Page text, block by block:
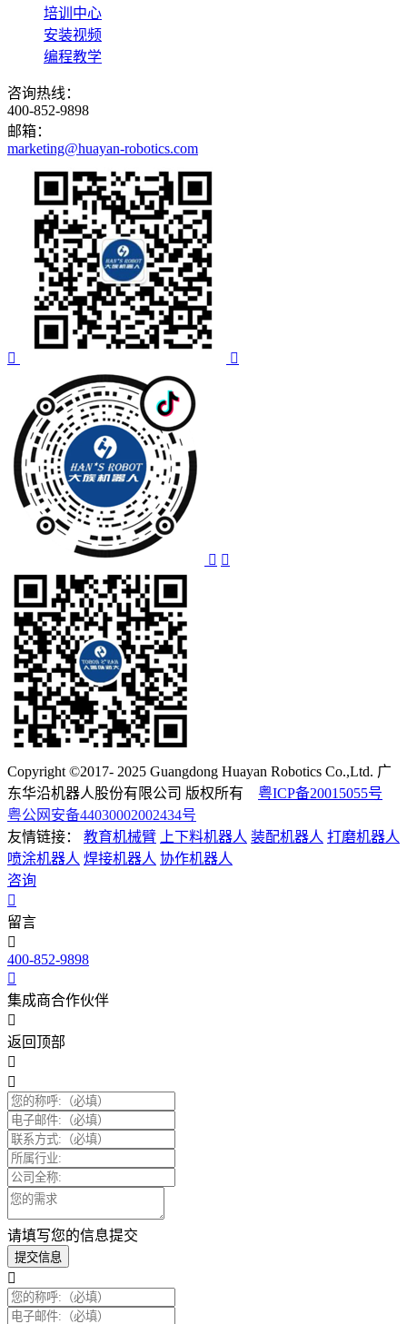
培训中心
安装视频
编程教学
咨询热线：
400-852-9898
邮箱：
marketing@huayan-robotics.com
Copyright ©2017- 2025 Guangdong Huayan Robotics Co.,Ltd. 广
东华沿机器人股份有限公司 版权所有 粤ICP备20015055号
粤公网安备44030002002434号
友情链接：
教育机械臂 上下料机器人 装配机器人 打磨机器人
喷涂机器人 焊接机器人 协作机器人
咨询
留言
400-852-9898
集成商合作伙伴
返回顶部
请填写您的信息提交
提交信息